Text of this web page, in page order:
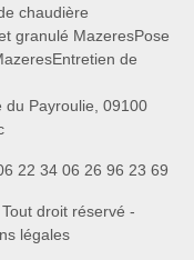
chaudière
granulé MazeresPose
Entretien de
du Payroulie, 09100
22 34 06 26 96 23 69
droit réservé -
légales